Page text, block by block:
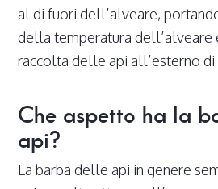
al di fuori dell’alveare,
della temperatura dell’alveare
raccolta delle api all’esterno di
Che aspetto ha la
api?
La barba delle api in genere